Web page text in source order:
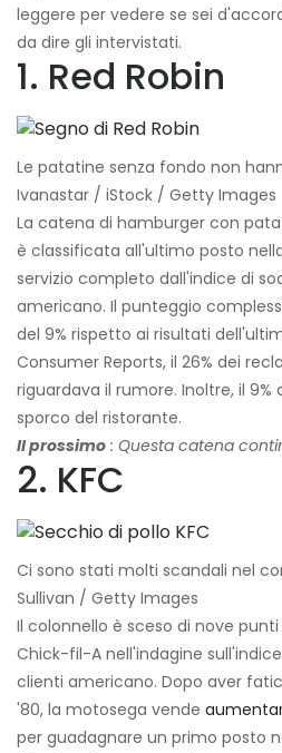
leggere per vedere se sei
da dire gli intervistati.
1. Red Robin
Le patatine senza fondo non
Ivanastar / iStock / Getty Images
La catena di hamburger con
è classificata all'ultimo posto
servizio completo dall'indice di
americano. Il punteggio
del 9% rispetto ai risultati
Consumer Reports, il 26% dei
riguardava il rumore. Inoltre, il
sporco del ristorante.
Il prossimo : Questa catena
2. KFC
Ci sono stati molti scandali nel
Sullivan / Getty Images
Il colonnello è sceso di nove
Chick-fil-A nell'indagine
clienti americano. Dopo aver
'80, la motosega vende
per guadagnare un primo posto